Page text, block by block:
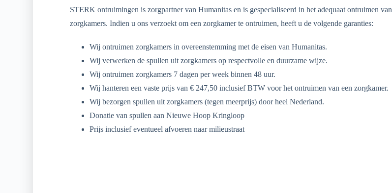
STERK ontruimingen is zorgpartner van Humanitas en is gespecialiseerd in het adequaat ontruimen van
zorgkamers. Indien u ons verzoekt om een zorgkamer te ontruimen, heeft u de volgende garanties:
Wij ontruimen zorgkamers in overeenstemming met de eisen van Humanitas.
Wij verwerken de spullen uit zorgkamers op respectvolle en duurzame wijze.
Wij ontruimen zorgkamers 7 dagen per week binnen 48 uur.
Wij hanteren een vaste prijs van € 247,50 inclusief BTW voor het ontruimen van een zorgkamer.
Wij bezorgen spullen uit zorgkamers (tegen meerprijs) door heel Nederland.
Donatie van spullen aan Nieuwe Hoop Kringloop
Prijs inclusief eventueel afvoeren naar milieustraat